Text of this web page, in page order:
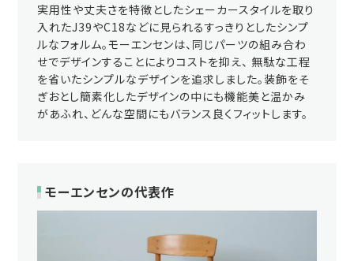
実用性や丈夫さを特徴としたシェーカースタイルを取り
入れたJ39やC18などに見られるすっきりとしたシンプ
ルなフォルム。モーエンセンは、同じパーツの組み合わ
せでデザインすることによりコストを抑え、 無駄な工程
を省いたシンプルなデザインを追求しました。装飾をそ
ぎおとし簡素化したデザインの中にも機能美と温かみ
があふれ、どんな空間にもバランス良くフィットします。
モーエンセンの代表作